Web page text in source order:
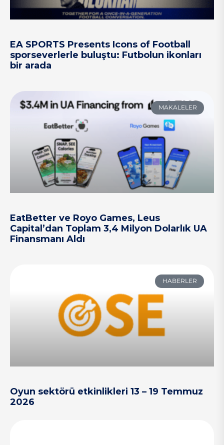
EA SPORTS Presents Icons of Football
sporseverlerle buluştu: Futbolun ikonları
bir arada
MAKALELER
EatBetter ve Royo Games, Leus
Capital’dan Toplam 3,4 Milyon Dolarlık UA
Finansmanı Aldı
HABERLER
Oyun sektörü etkinlikleri 13 – 19 Temmuz
2026